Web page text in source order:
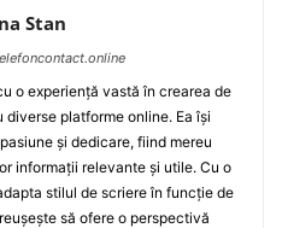
Stan
o experiență vastă în crearea de
platforme online. Ea își
și dedicare, fiind mereu
informații relevante și utile. Cu o
stilul de scriere în funcție de
să ofere o perspectivă